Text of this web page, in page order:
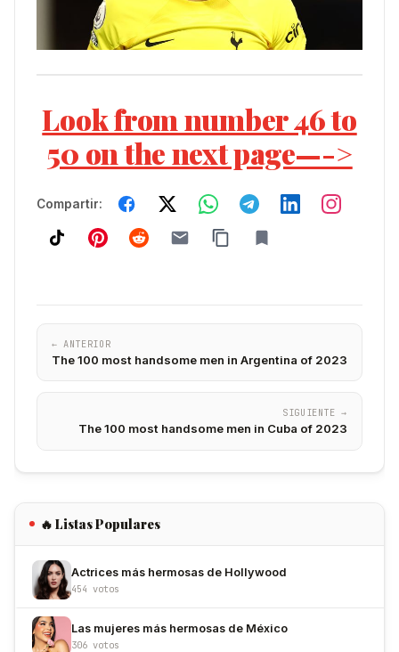
Look from number 46 to
50 on the next page—->
Compartir:
← ANTERIOR
The 100 most handsome men in Argentina of 2023
SIGUIENTE →
The 100 most handsome men in Cuba of 2023
🔥 Listas Populares
Actrices más hermosas de Hollywood
454 votos
Las mujeres más hermosas de México
306 votos